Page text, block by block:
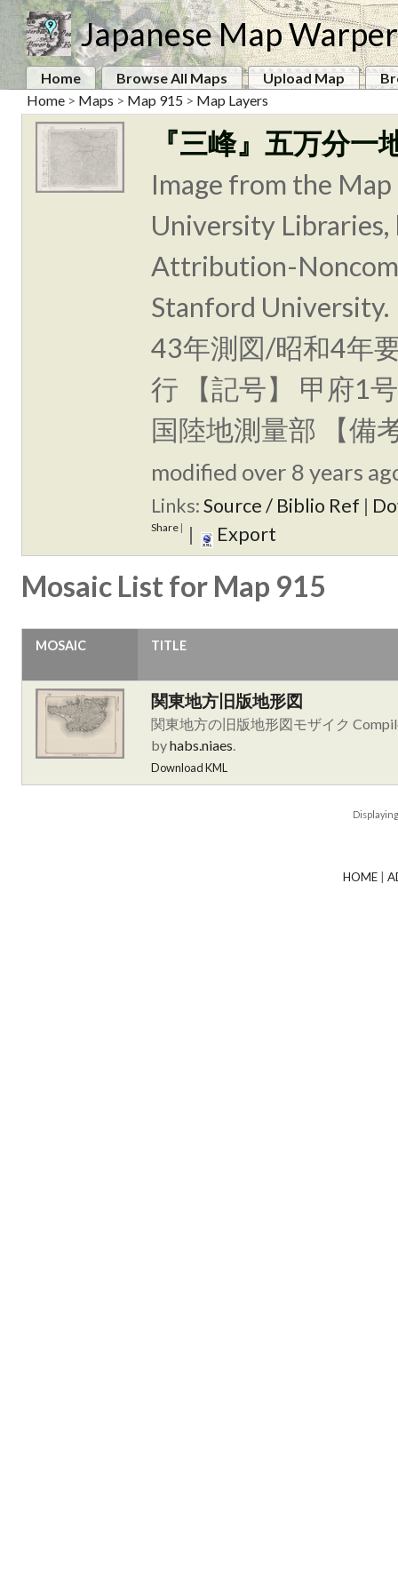
Japanese Map Warper
Home Browse All Maps Upload Map
Home > Maps > Map 915 > Map Layers
『三峰』五万分一
Image from the
University Libraries,
Attribution-
Stanford
43年測図/昭和4年
行 【記号】 甲府1
国陸地測量部 【備
modified over 8 years
Links:Source / Biblio Ref |
Share | Export
Mosaic List for Map 915
MOSAIC TITLE
関東地方旧版地形図
関東地方の旧版地形図モザイク
byhabs.niaes
Download KML
HOME|